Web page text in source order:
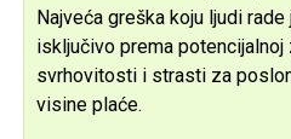
Najveća greška koju ljudi
isključivo prema potencijalnoj
svrhovitosti i strasti za
visine plaće.